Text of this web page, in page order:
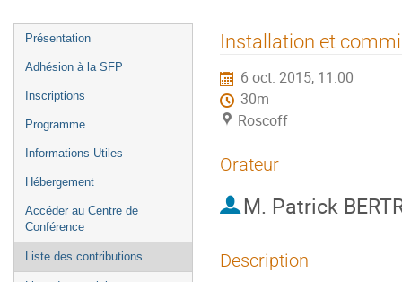
Menu
de
Présentation
Adhésion à la SFP
Inscriptions
Programme
Informations Utiles
Hébergement
Accéder au Centre de
Conférence
Liste des contributions
Installation et
6 oct. 2015, 11:00
30m
Roscoff
Orateur
M. Patrick
Description